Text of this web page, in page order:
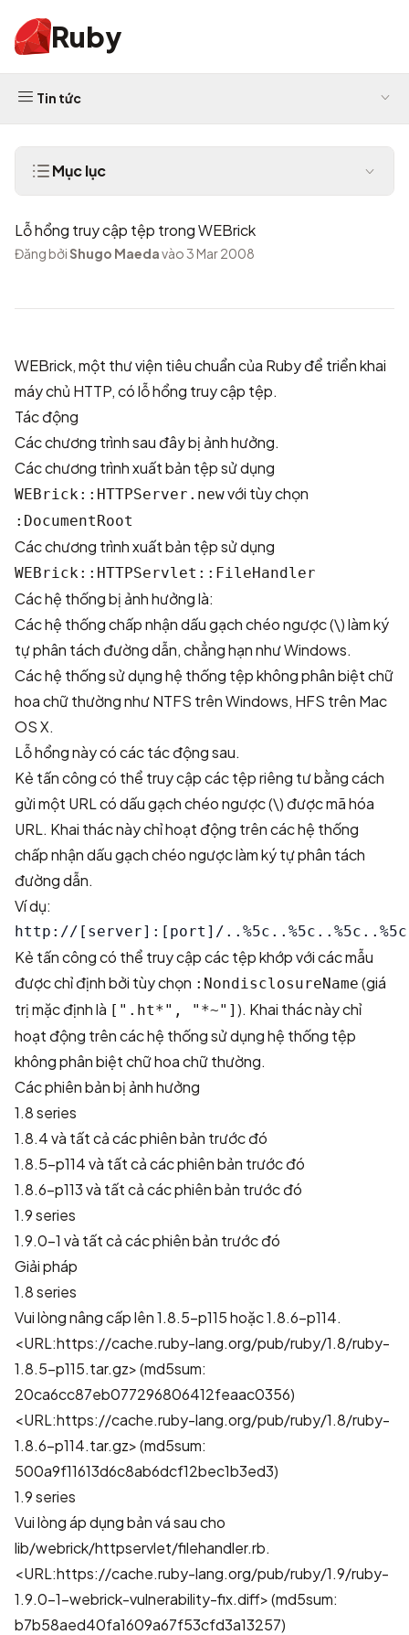
Ruby
Tin tức
Mục lục
Lỗ hổng truy cập tệp trong WEBrick
Đăng bởiShugo Maedavào 3 Mar 2008
WEBrick, một thư viện tiêu chuẩn của Ruby để triển khai
máy chủ HTTP, có lỗ hổng truy cập tệp.
Tác động
Các chương trình sau đây bị ảnh hưởng.
Các chương trình xuất bản tệp sử dụng
WEBrick::HTTPServer.newvới tùy chọn
:DocumentRoot
Các chương trình xuất bản tệp sử dụng
WEBrick::HTTPServlet::FileHandler
Các hệ thống bị ảnh hưởng là:
Các hệ thống chấp nhận dấu gạch chéo ngược (\) làm ký
tự phân tách đường dẫn, chẳng hạn như Windows.
Các hệ thống sử dụng hệ thống tệp không phân biệt chữ
hoa chữ thường như NTFS trên Windows, HFS trên Mac
OS X.
Lỗ hổng này có các tác động sau.
Kẻ tấn công có thể truy cập các tệp riêng tư bằng cách
gửi một URL có dấu gạch chéo ngược (\) được mã hóa
URL. Khai thác này chỉ hoạt động trên các hệ thống
chấp nhận dấu gạch chéo ngược làm ký tự phân tách
đường dẫn.
Ví dụ:
Kẻ tấn công có thể truy cập các tệp khớp với các mẫu
được chỉ định bởi tùy chọn :NondisclosureName (giá
trị mặc định là [".ht*", "*~"] ). Khai thác này chỉ
hoạt động trên các hệ thống sử dụng hệ thống tệp
không phân biệt chữ hoa chữ thường.
Các phiên bản bị ảnh hưởng
1.8 series
1.8.4 và tất cả các phiên bản trước đó
1.8.5-p114 và tất cả các phiên bản trước đó
1.8.6-p113 và tất cả các phiên bản trước đó
1.9 series
1.9.0-1 và tất cả các phiên bản trước đó
Giải pháp
1.8 series
Vui lòng nâng cấp lên 1.8.5-p115 hoặc 1.8.6-p114.
<URL:https://cache.ruby-lang.org/pub/ruby/1.8/ruby-
1.8.5-p115.tar.gz>(md5sum:
20ca6cc87eb077296806412feaac0356)
<URL:https://cache.ruby-lang.org/pub/ruby/1.8/ruby-
1.8.6-p114.tar.gz>(md5sum:
500a9f11613d6c8ab6dcf12bec1b3ed3)
1.9 series
Vui lòng áp dụng bản vá sau cho
lib/webrick/httpservlet/filehandler.rb.
<URL:https://cache.ruby-lang.org/pub/ruby/1.9/ruby-
1.9.0-1-webrick-vulnerability-fix.diff>(md5sum:
b7b58aed40fa1609a67f53cfd3a13257)